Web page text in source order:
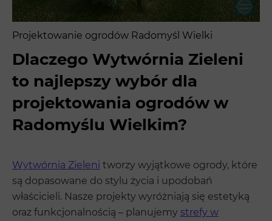
Projektowanie ogrodów Radomyśl Wielki
Dlaczego Wytwórnia Zieleni
to najlepszy wybór dla
projektowania ogrodów w
Radomyślu Wielkim?
Wytwórnia Zieleni tworzy wyjątkowe ogrody, które
są dopasowane do stylu życia i upodobań
właścicieli. Nasze projekty wyróżniają się estetyką
oraz funkcjonalnością – planujemy strefy w